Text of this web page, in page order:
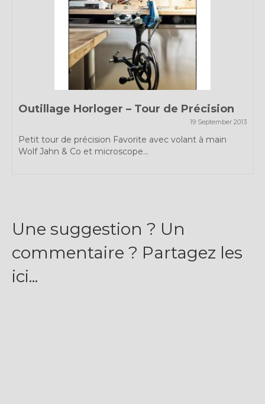
Expositions
Témoignages
A Propos
Outillage Horloger – Tour de Précision
19 September 2013
Petit tour de précision Favorite avec volant à main
Wolf Jahn & Co et microscope...
Une suggestion ? Un
commentaire ? Partagez les
ici...